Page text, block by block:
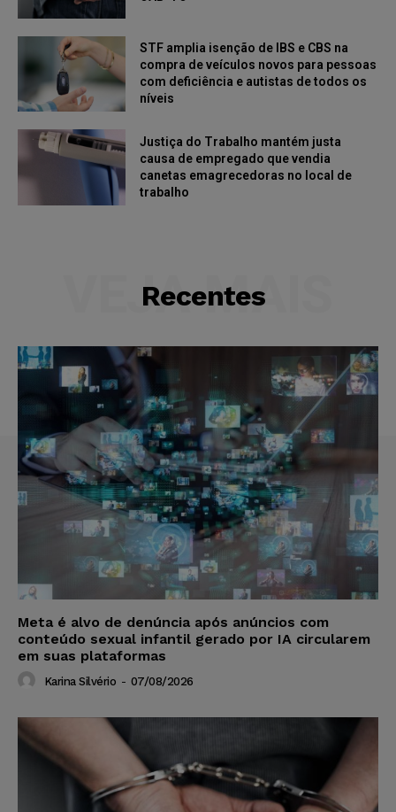
STF amplia isenção de IBS e CBS na
compra de veículos novos para pessoas
com deficiência e autistas de todos os
níveis
Justiça do Trabalho mantém justa
causa de empregado que vendia
canetas emagrecedoras no local de
trabalho
Recentes
VEJA MAIS
Meta é alvo de denúncia após anúncios com
conteúdo sexual infantil gerado por IA circularem
em suas plataformas
Karina Silvério - 07/08/2026